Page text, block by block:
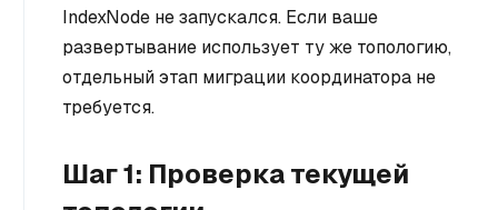
IndexNode не запускался. Если ваше
развертывание использует ту же топологию,
отдельный этап миграции координатора не
требуется.
Шаг 1: Проверка текущей